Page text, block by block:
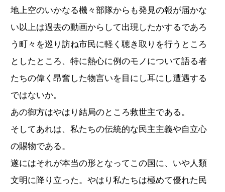
地上空のいかなる機々部隊からも発見の報が届かな
い以上は過去の動画からして出現したかするであろ
う町々を巡り訪ね市民に軽く聴き取りを行うところ
としたところ、特に熱心に例のモノについて語る者
たちの偉く昂奮した物言いを目にし耳にし遭遇する
ではないか。
あの御方はやはり結局のところ救世主である。
そしてあれは、私たちの伝統的な民主主義や自立心
の賜物である。
遂にはそれが本当の形となってこの国に、いや人類
文明に降り立った。やはり私たちは極めて優れた民